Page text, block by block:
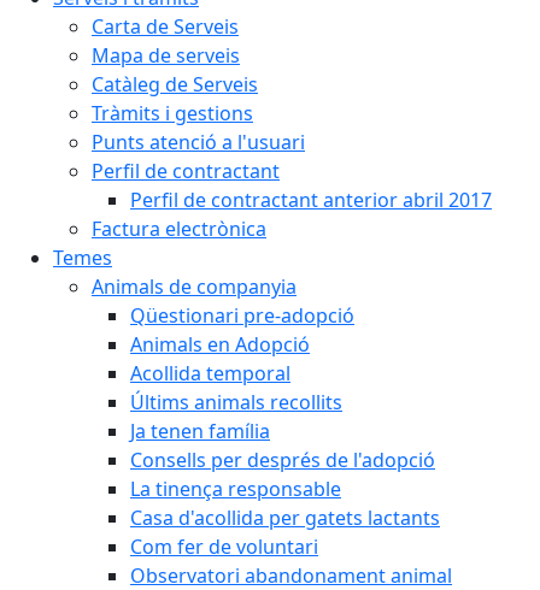
Carta de Serveis
Mapa de serveis
Catàleg de Serveis
Tràmits i gestions
Punts atenció a l'usuari
Perfil de contractant
Perfil de contractant anterior abril 2017
Factura electrònica
Temes
Animals de companyia
Qüestionari pre-adopció
Animals en Adopció
Acollida temporal
Últims animals recollits
Ja tenen família
Consells per després de l'adopció
La tinença responsable
Casa d'acollida per gatets lactants
Com fer de voluntari
Observatori abandonament animal